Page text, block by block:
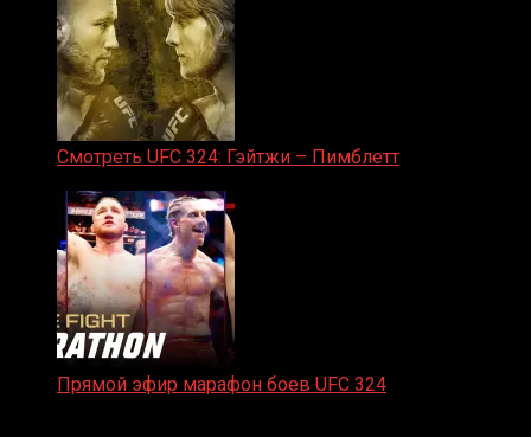
Смотреть UFC 324: Гэйтжи – Пимблетт
Прямой эфир марафон боев UFC 324